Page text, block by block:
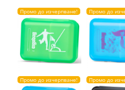
Промо до изчерпване! Промо до
Промо до изчерпване! Промо до